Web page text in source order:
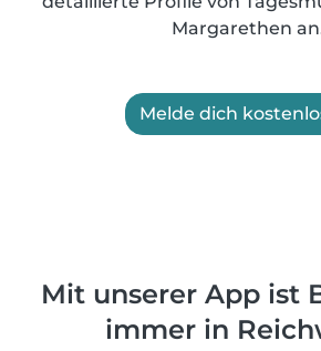
Margarethen
Melde dich
Mit unserer App ist
immer in